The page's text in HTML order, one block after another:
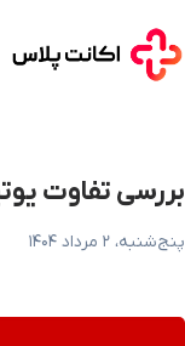
بررسی تفاوت
پنج‌شنبه، ۲ مرداد ۱۴۰۴